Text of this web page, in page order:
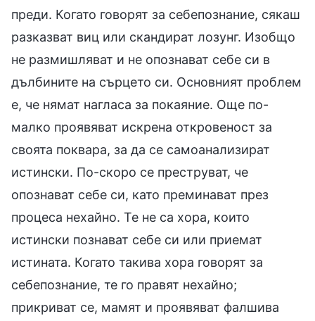
преди. Когато говорят за себепознание, сякаш
разказват виц или скандират лозунг. Изобщо
не размишляват и не опознават себе си в
дълбините на сърцето си. Основният проблем
е, че нямат нагласа за покаяние. Още по-
малко проявяват искрена откровеност за
своята поквара, за да се самоанализират
истински. По-скоро се преструват, че
опознават себе си, като преминават през
процеса нехайно. Те не са хора, които
истински познават себе си или приемат
истината. Когато такива хора говорят за
себепознание, те го правят нехайно;
прикриват се, мамят и проявяват фалшива